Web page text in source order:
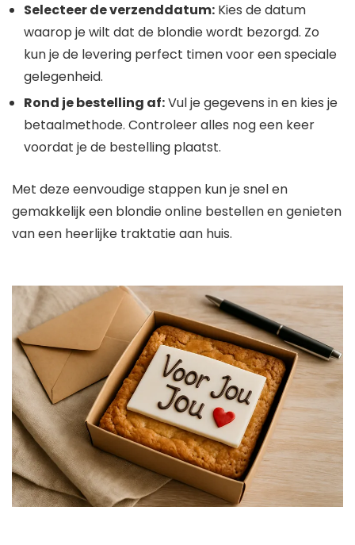
Selecteer de verzenddatum: Kies de datum
waarop je wilt dat de blondie wordt bezorgd. Zo
kun je de levering perfect timen voor een speciale
gelegenheid.
Rond je bestelling af:Vul je gegevens in en kies je
betaalmethode. Controleer alles nog een keer
voordat je de bestelling plaatst.
Met deze eenvoudige stappen kun je snel en
gemakkelijk een blondie online bestellen en genieten
van een heerlijke traktatie aan huis.